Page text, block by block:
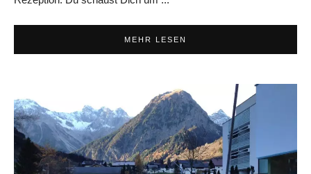
MEHR LESEN